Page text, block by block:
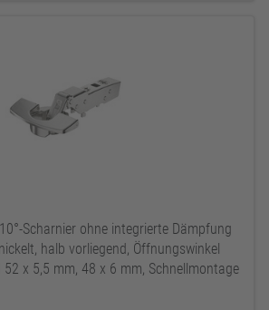
Scharnier ohne integrierte Dämpfung
halb vorliegend, Öffnungswinkel
52 x 5,5 mm, 48 x 6 mm, Schnellmontage